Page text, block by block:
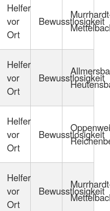
Helfer
vor
Ort
Bewusstlosigkeit
Helfer
vor
Ort
Bewusstlosigkeit
Helfer
vor
Ort
Bewusstlosigkeit
Helfer
vor
Ort
Bewusstlosigkeit